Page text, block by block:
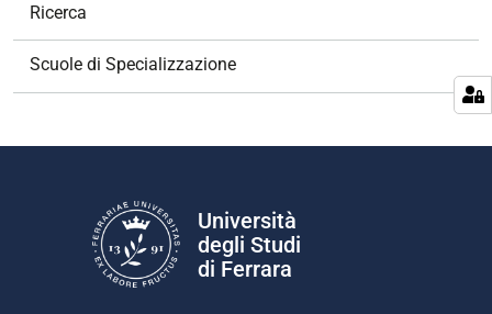
Ricerca
Scuole di Specializzazione
Università
degli Studi
di Ferrara